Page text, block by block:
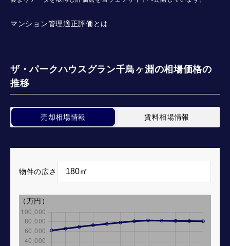
マンション管理適正評価とは
ザ・パークハウスグラン千鳥ヶ淵の相場価格の
推移
売却相場情報 賃料相場情報
物件の広さ
（万円）